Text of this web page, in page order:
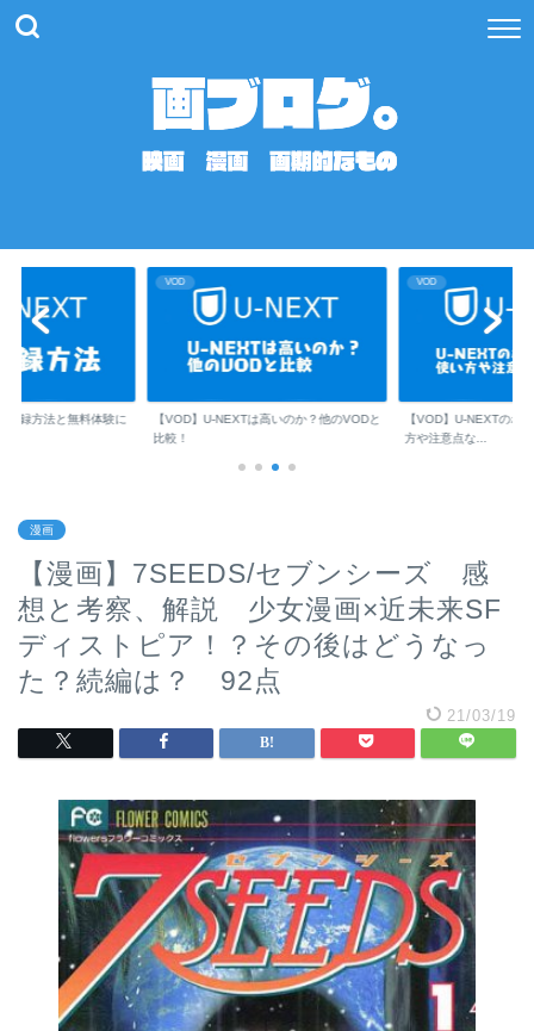
高いのか？他のVODと
VOD
【VOD】U-NEXTのポイント活用術！使い
方や注意点な...
VOD
【VOD】U-NEXTポイ
方！ ポイント...
漫画
【漫画】7SEEDS/セブンシーズ 感
想と考察、解説 少女漫画×近未来SF
ディストピア！？その後はどうなっ
た？続編は？ 92点
21/03/19